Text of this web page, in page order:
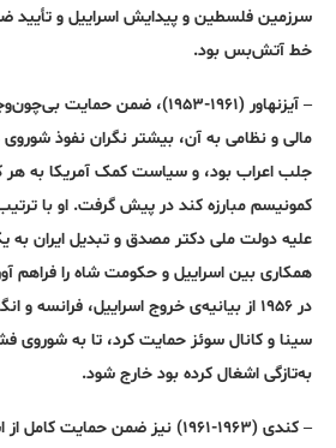
سرزمین فلسطین و پیدایش اسراییل و تأیید
خط آتش‌بس بود.
– آیزنهاور (۱۹۶۱-۱۹۵۳)، ضمن
مالی و نظامی به آن، بیشتر نگران نفوذ
جلب اعراب بود، و سیاست کمک آمریکا به هر
علیه دولت ملی دکتر مصدق و تبدیل ایران به
همکاری بین اسراییل و حکومت شاه را فراهم
در ۱۹۵۶ از بیانیه‌ی خروج اسراییل، فرانسه
سینا و کانال سوئز حمایت کرد، تا به شوروی
به‌تازگی اشغال کرده بود خارج شود.
– کندی (۱۹۶۳-۱۹۶۱) نیز ضمن حمایت